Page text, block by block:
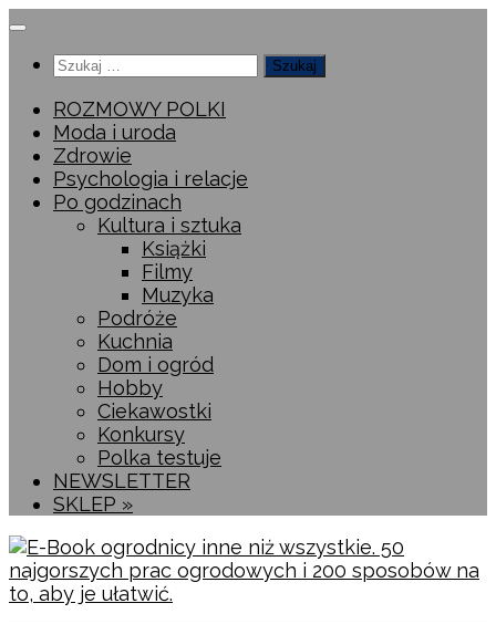
Przeskocz
treściSzukaj:
ROZMOWY POLKI
Moda i uroda
Zdrowie
Psychologia i relacje
Po godzinach
Kultura i sztuka
Książki
Filmy
Muzyka
Podróże
Kuchnia
Dom i ogród
Hobby
Ciekawostki
Konkursy
Polka testuje
NEWSLETTER
SKLEP »